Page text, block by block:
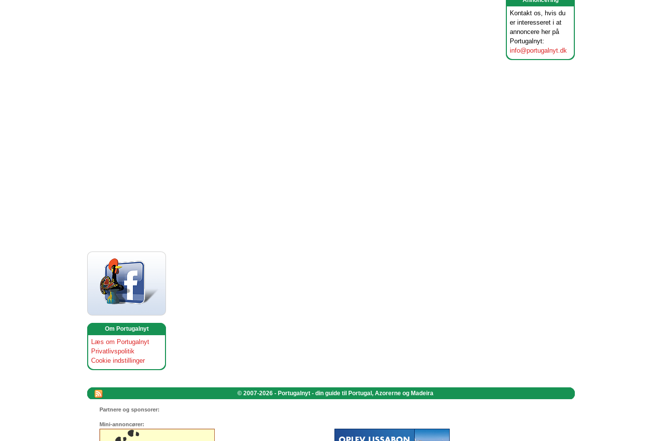
Kontakt os, hvis du
er interesseret i at
annoncere her på
Portugalnyt:
info@portugalnyt.dk
Om Portugalnyt
Læs om Portugalnyt
Privatlivspolitik
Cookie indstillinger
© 2007-2026 - Portugalnyt - din guide til Portugal, Azorerne og Madeira
Partnere og sponsorer:
Mini-annoncører: